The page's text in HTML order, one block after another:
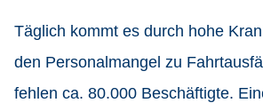
Täglich kommt es durch hohe
den Personalmangel zu
fehlen ca. 80.000 Beschäftigte.